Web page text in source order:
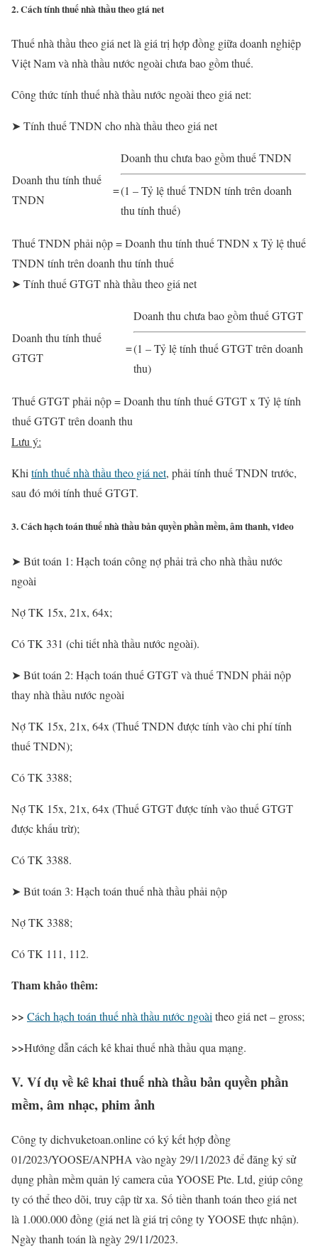
2. Cách tính thuế nhà thầu theo giá net
Thuế nhà thầu theo giá net là giá trị hợp đồng giữa doanh nghiệp
Việt Nam và nhà thầu nước ngoài chưa bao gồm thuế.
Công thức tính thuế nhà thầu nước ngoài theo giá net:
➤ Tính thuế TNDN cho nhà thầu theo giá net
Doanh thu tính thuế
TNDN
=
Doanh thu chưa bao gồm thuế TNDN
(1 – Tỷ lệ thuế TNDN tính trên doanh
thu tính thuế)
Thuế TNDN phải nộp = Doanh thu tính thuế TNDN x Tỷ lệ thuế
TNDN tính trên doanh thu tính thuế
➤ Tính thuế GTGT nhà thầu theo giá net
Doanh thu tính thuế
GTGT
=
Doanh thu chưa bao gồm thuế GTGT
(1 – Tỷ lệ tính thuế GTGT trên doanh
thu)
Thuế GTGT phải nộp = Doanh thu tính thuế GTGT x Tỷ lệ tính
thuế GTGT trên doanh thu
Lưu ý:
Khitính thuế nhà thầu theo giá net, phải tính thuế TNDN trước,
sau đó mới tính thuế GTGT.
3. Cách hạch toán thuế nhà thầu bản quyền phần mềm, âm thanh, video
➤ Bút toán 1: Hạch toán công nợ phải trả cho nhà thầu nước
ngoài
Nợ TK 15x, 21x, 64x;
Có TK 331 (chi tiết nhà thầu nước ngoài).
➤ Bút toán 2: Hạch toán thuế GTGT và thuế TNDN phải nộp
thay nhà thầu nước ngoài
Nợ TK 15x, 21x, 64x (Thuế TNDN được tính vào chi phí tính
thuế TNDN);
Có TK 3388;
Nợ TK 15x, 21x, 64x (Thuế GTGT được tính vào thuế GTGT
được khấu trừ);
Có TK 3388.
➤ Bút toán 3: Hạch toán thuế nhà thầu phải nộp
Nợ TK 3388;
Có TK 111, 112.
Tham khảo thêm:
>> Cách hạch toán thuế nhà thầu nước ngoài theo giá net – gross;
>>Hướng dẫn cách kê khai thuế nhà thầu qua mạng.
V. Ví dụ về kê khai thuế nhà thầu bản quyền phần
mềm, âm nhạc, phim ảnh
Công ty dichvuketoan.online có ký kết hợp đồng
01/2023/YOOSE/ANPHA vào ngày 29/11/2023 để đăng ký sử
dụng phần mềm quản lý camera của YOOSE Pte. Ltd, giúp công
ty có thể theo dõi, truy cập từ xa. Số tiền thanh toán theo giá net
là 1.000.000 đồng (giá net là giá trị công ty YOOSE thực nhận).
Ngày thanh toán là ngày 29/11/2023.